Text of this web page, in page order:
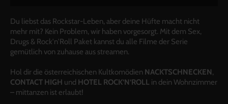
Du liebst das Rockstar-Leben, aber deine Hüfte macht nicht
mehr mit? Kein Problem, wir haben vorgesorgt. Mit dem Sex,
Drugs & Rock'n'Roll Paket kannst du alle Filme der Serie
gemütlich von zuhause aus streamen.
Hol dir die österreichischen Kultkomödien NACKTSCHNECKEN,
CONTACT HIGH und HOTEL ROCK’N’ROLL in dein Wohnzimmer
– mittanzen ist erlaubt!